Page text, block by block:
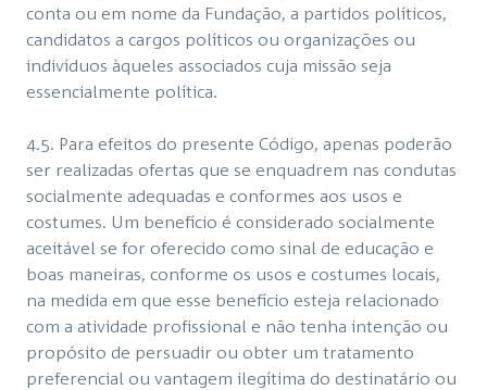
conta ou em nome da Fundação, a partidos políticos,
candidatos a cargos políticos ou organizações ou
indivíduos àqueles associados cuja missão seja
essencialmente política.
4.5. Para efeitos do presente Código, apenas poderão
ser realizadas ofertas que se enquadrem nas condutas
socialmente adequadas e conformes aos usos e
costumes. Um benefício é considerado socialmente
aceitável se for oferecido como sinal de educação e
boas maneiras, conforme os usos e costumes locais,
na medida em que esse benefício esteja relacionado
com a atividade profissional e não tenha intenção ou
propósito de persuadir ou obter um tratamento
preferencial ou vantagem ilegítima do destinatário ou